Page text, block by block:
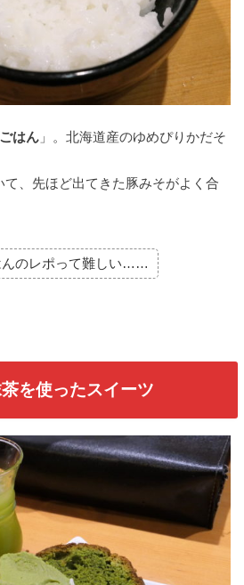
はん 」。北海道産のゆめぴりかだそ
、先ほど出てきた豚みそがよく合
んのレポって難しい……
を使ったスイーツ